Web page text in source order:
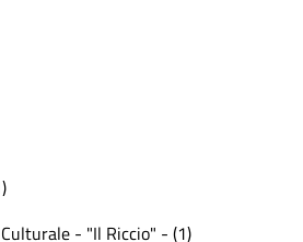
- "Il Riccio" - (1)